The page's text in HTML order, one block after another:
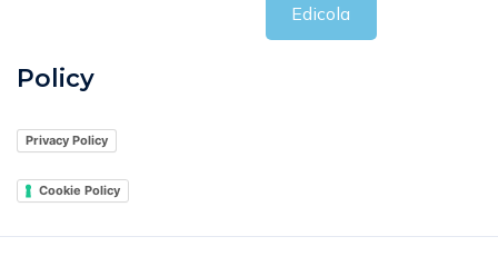
Edicola
Policy
Privacy Policy
Cookie Policy